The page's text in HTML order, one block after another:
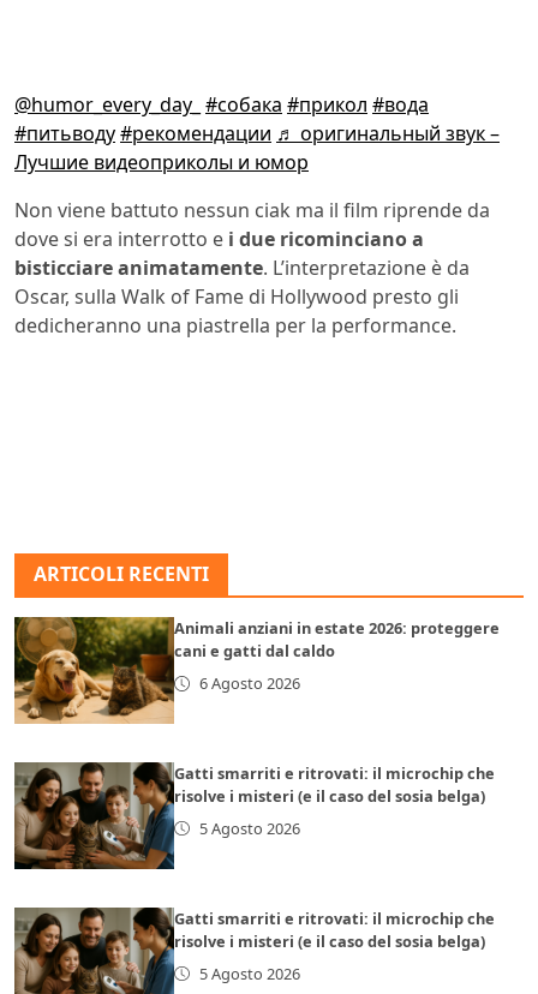
@humor_every_day_ #собака #прикол #вода
#питьводу#рекомендации ♬ оригинальный звук –
Лучшие видеоприколы и юмор
Non viene battuto nessun ciak ma il film riprende da
dove si era interrotto e i due ricominciano a
bisticciare animatamente. L’interpretazione è da
Oscar, sulla Walk of Fame di Hollywood presto gli
dedicheranno una piastrella per la performance.
ARTICOLI RECENTI
Animali anziani in estate 2026: proteggere
cani e gatti dal caldo
6 Agosto 2026
Gatti smarriti e ritrovati: il microchip che
risolve i misteri (e il caso del sosia belga)
5 Agosto 2026
Gatti smarriti e ritrovati: il microchip che
risolve i misteri (e il caso del sosia belga)
5 Agosto 2026